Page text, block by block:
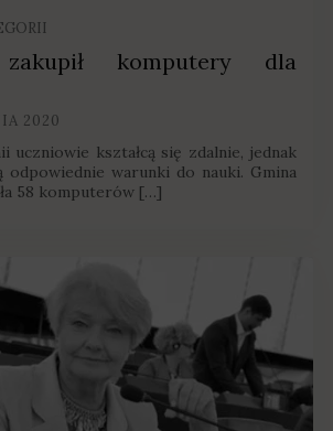
zakupił komputery dla
2020
uczniowie kształcą się zdalnie, jednak
odpowiednie warunki do nauki. Gmina
58 komputerów […]